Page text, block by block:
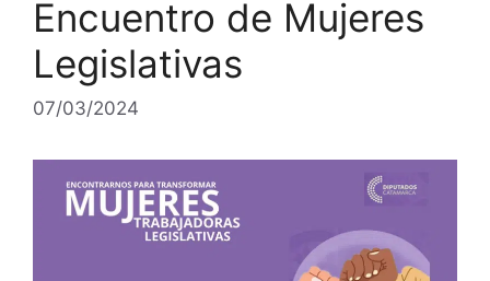
Encuentro de Mujeres
Legislativas
07/03/2024